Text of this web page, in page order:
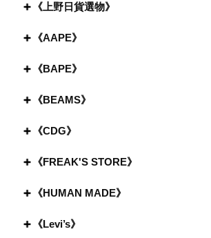
《上野日貨選物》
《AAPE》
《BAPE》
《BEAMS》
《CDG》
《FREAK'S STORE》
《HUMAN MADE》
《Levi’s》